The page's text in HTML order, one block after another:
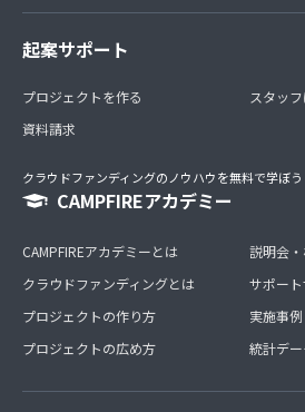
起案サポート
プロジェクトを作る
資料請求
スタッ
クラウドファンディングのノウハウを無料で学ぼう
CAMPFIREアカデミー
CAMPFIREアカデミーとは
クラウドファンディングとは
プロジェクトの作り方
プロジェクトの広め方
説明会
サポー
実施事例
統計デー